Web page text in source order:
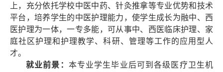
上，充分依托学校中医中药、针灸推拿等专业优势和技术
平台，培养学生的中医护理能力，使学生成长为融中、西
医护理为一体，一专多能，可从事中、西医临床护理、家
庭社区护理和护理教学、科研、管理等工作的应用型人
才。
就业前景： 本专业学生毕业后可到各级医疗卫生机